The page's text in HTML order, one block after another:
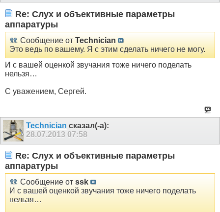
Re: Слух и объективные параметры
аппаратуры
Сообщение от Technician
Это ведь по вашему. Я с этим сделать ничего не могу.
И с вашей оценкой звучания тоже ничего поделать
нельзя…
С уважением, Сергей.
Technician сказал(-а):
28.07.2013 07:58
Re: Слух и объективные параметры
аппаратуры
Сообщение от ssk
И с вашей оценкой звучания тоже ничего поделать
нельзя…